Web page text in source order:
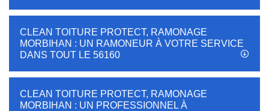
CLEAN TOITURE PROTECT, RAMONAGE
MORBIHAN : UN RAMONEUR À VOTRE SERVICE
DANS TOUT LE 56160
CLEAN TOITURE PROTECT, RAMONAGE
MORBIHAN : UN PROFESSIONNEL À